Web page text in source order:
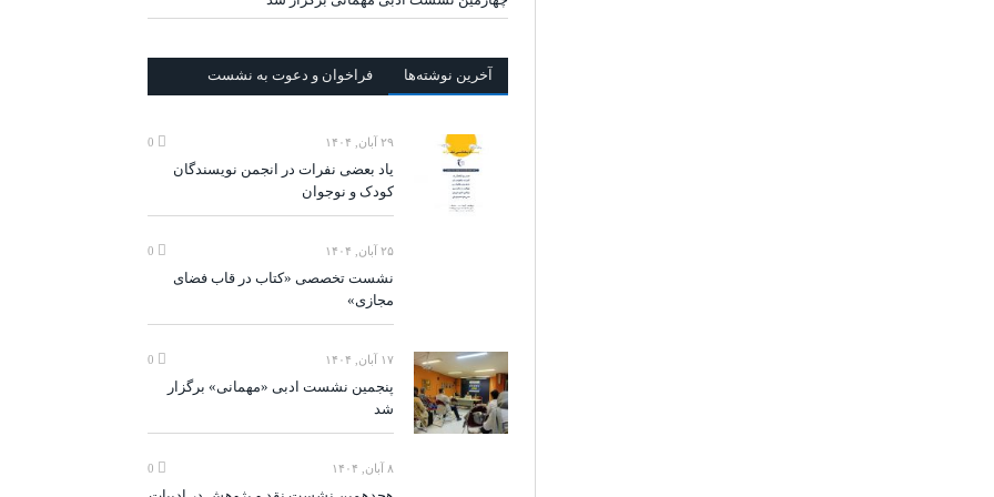
آخرين‌ نوشته‌ها فراخوان و دعوت به نشست
۲۹ آبان, ۱۴۰۴
یاد بعضی نفرات در انجمن نویسندگان
کودک و نوجوان
۲۵ آبان, ۱۴۰۴
نشست تخصصی «کتاب در قاب فضای
مجازی»
۱۷ آبان, ۱۴۰۴
پنجمین نشست ادبی «مهمانی» برگزار
شد
۸ آبان, ۱۴۰۴